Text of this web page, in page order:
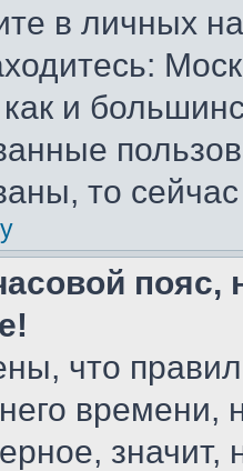
в личных
и
то
пояс,
что
значит,